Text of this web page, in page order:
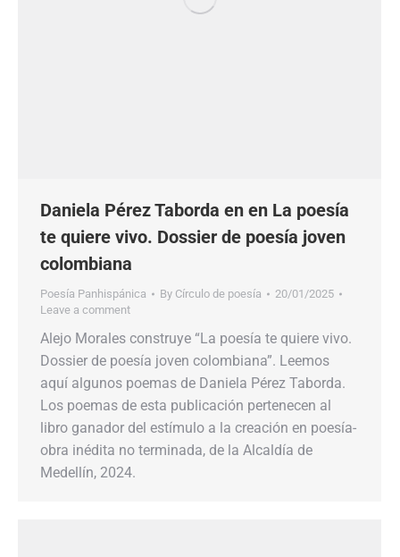
Daniela Pérez Taborda en en La poesía
te quiere vivo. Dossier de poesía joven
colombiana
Poesía Panhispánica By Círculo de poesía
20/01/2025
Leave a comment
Alejo Morales construye “La poesía te quiere vivo.
Dossier de poesía joven colombiana”. Leemos
aquí algunos poemas de Daniela Pérez Taborda.
Los poemas de esta publicación pertenecen al
libro ganador del estímulo a la creación en poesía-
obra inédita no terminada, de la Alcaldía de
Medellín, 2024.